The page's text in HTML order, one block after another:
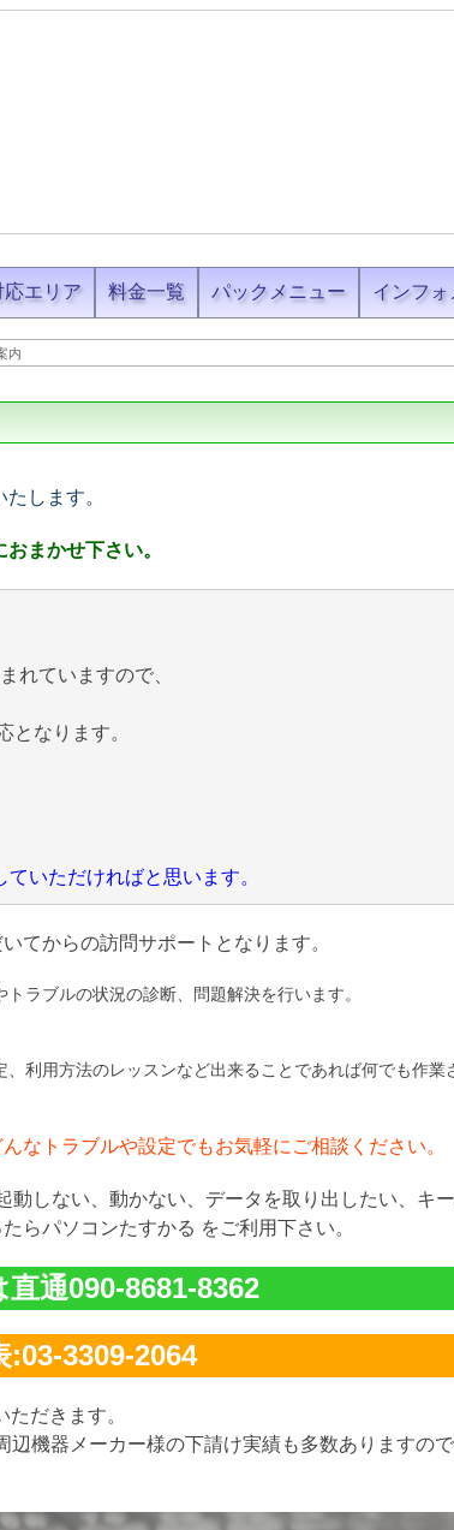
応エリア 料金一覧 パックメニュー インフ
内
します。
まかせ下さい。
れていますので、
となります。
いただければと思います。
てからの訪問サポートとなります。
ラブルの状況の診断、問題解決を行います。
利用方法のレッスンなど出来ることであれば何でも作業
なトラブルや設定でもお気軽にご相談ください。
しない、動かない、データを取り出したい、キ
らパソコンたすかる をご利用下さい。
直通090-8681-8362
:03-3309-2064
だきます。
機器メーカー様の下請け実績も多数ありますの